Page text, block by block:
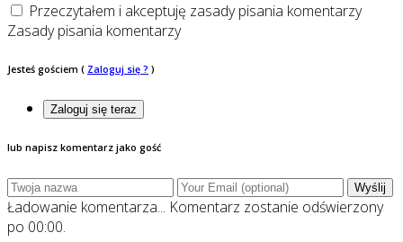
Przeczytałem i akceptuję zasady pisania komentarzy
Zasady pisania komentarzy
Jesteś gościem ( Zaloguj się ? )
Zaloguj się teraz
lub napisz komentarz jako gość
Wyślij
Ładowanie komentarza... Komentarz zostanie odświerzony
po 00:00.